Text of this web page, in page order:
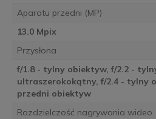
Aparatu przedni (MP)
13.0 Mpix
Przysłona
f/1.8 - tylny obiektyw, f/2.2 -
ultraszerokokątny, f/2.4 - tylny
przedni obiektyw
Rozdzielczość nagrywania wideo